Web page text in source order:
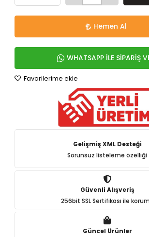
Hemen Al
WHATSAPP İLE SİPARİŞ
Favorilerime ekle
Gelişmiş XML Desteği
Sorunsuz listeleme özelliği
Güvenli Alışveriş
256bit SSL Sertifikası ile
Güncel Ürünler